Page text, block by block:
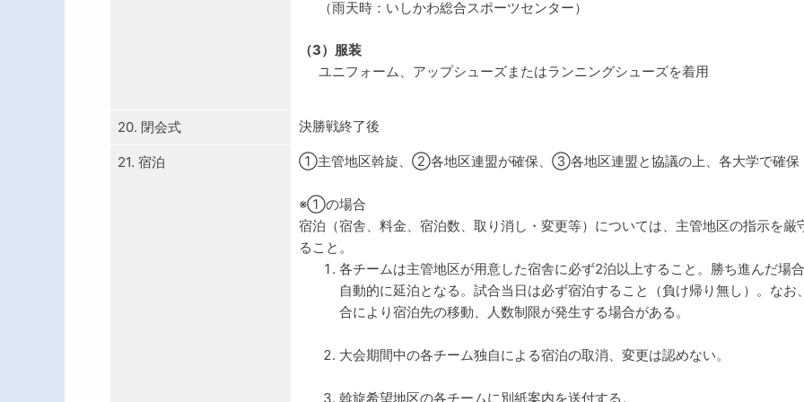
（雨天時：いしかわ総合スポーツセンター）
（3）服装
ユニフォーム、アップシューズまたはランニングシューズを着用
20. 閉会式 決勝戦終了後
21. 宿泊 ①主管地区斡旋、②各地区連盟が確保、③各地区連盟と協議の上、各大学で確保
※①の場合
宿泊（宿舎、料金、宿泊数、取り消し・変更等）については、主管地区の指示を厳
ること。
各チームは主管地区が用意した宿舎に必ず2泊以上すること。勝ち進んだ場
自動的に延泊となる。試合当日は必ず宿泊すること（負け帰り無し）。なお
合により宿泊先の移動、人数制限が発生する場合がある。
大会期間中の各チーム独自による宿泊の取消、変更は認めない。
斡旋希望地区の各チームに別紙案内を送付する。